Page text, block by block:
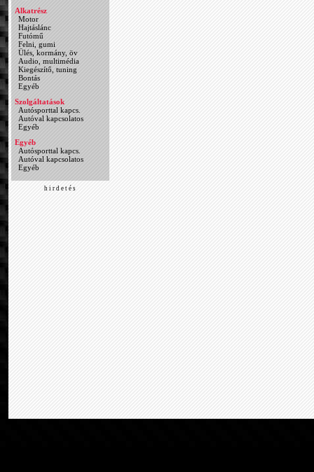
Alkatrész
Motor
Hajtáslánc
Futómű
Felni, gumi
Ülés, kormány, öv
Audio, multimédia
Kiegészítő, tuning
Bontás
Egyéb
Szolgáltatások
Autósporttal kapcs.
Autóval kapcsolatos
Egyéb
Egyéb
Autósporttal kapcs.
Autóval kapcsolatos
Egyéb
h i r d e t é s